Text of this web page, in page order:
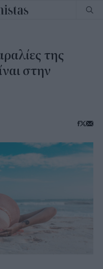
της
στην